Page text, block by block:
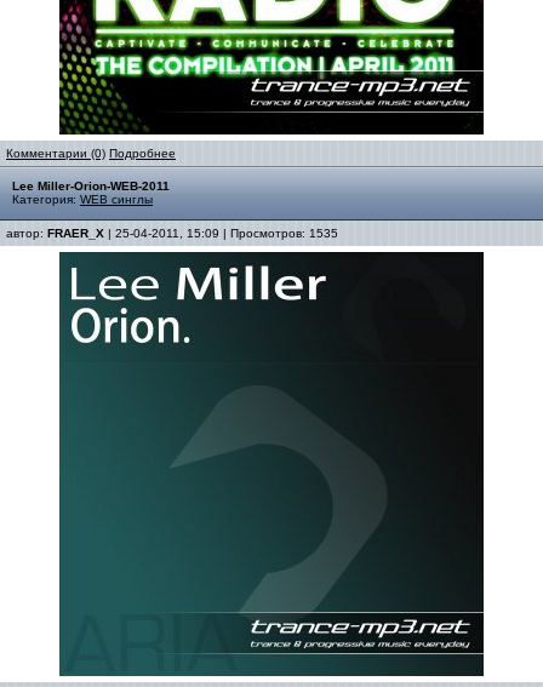
Комментарии (0) Подробнее
Lee Miller-Orion-WEB-2011
Категория: WEB синглы
автор: FRAER_X | 25-04-2011, 15:09 | Просмотров: 1535